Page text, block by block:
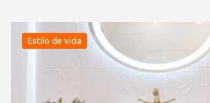
Estilo de vida